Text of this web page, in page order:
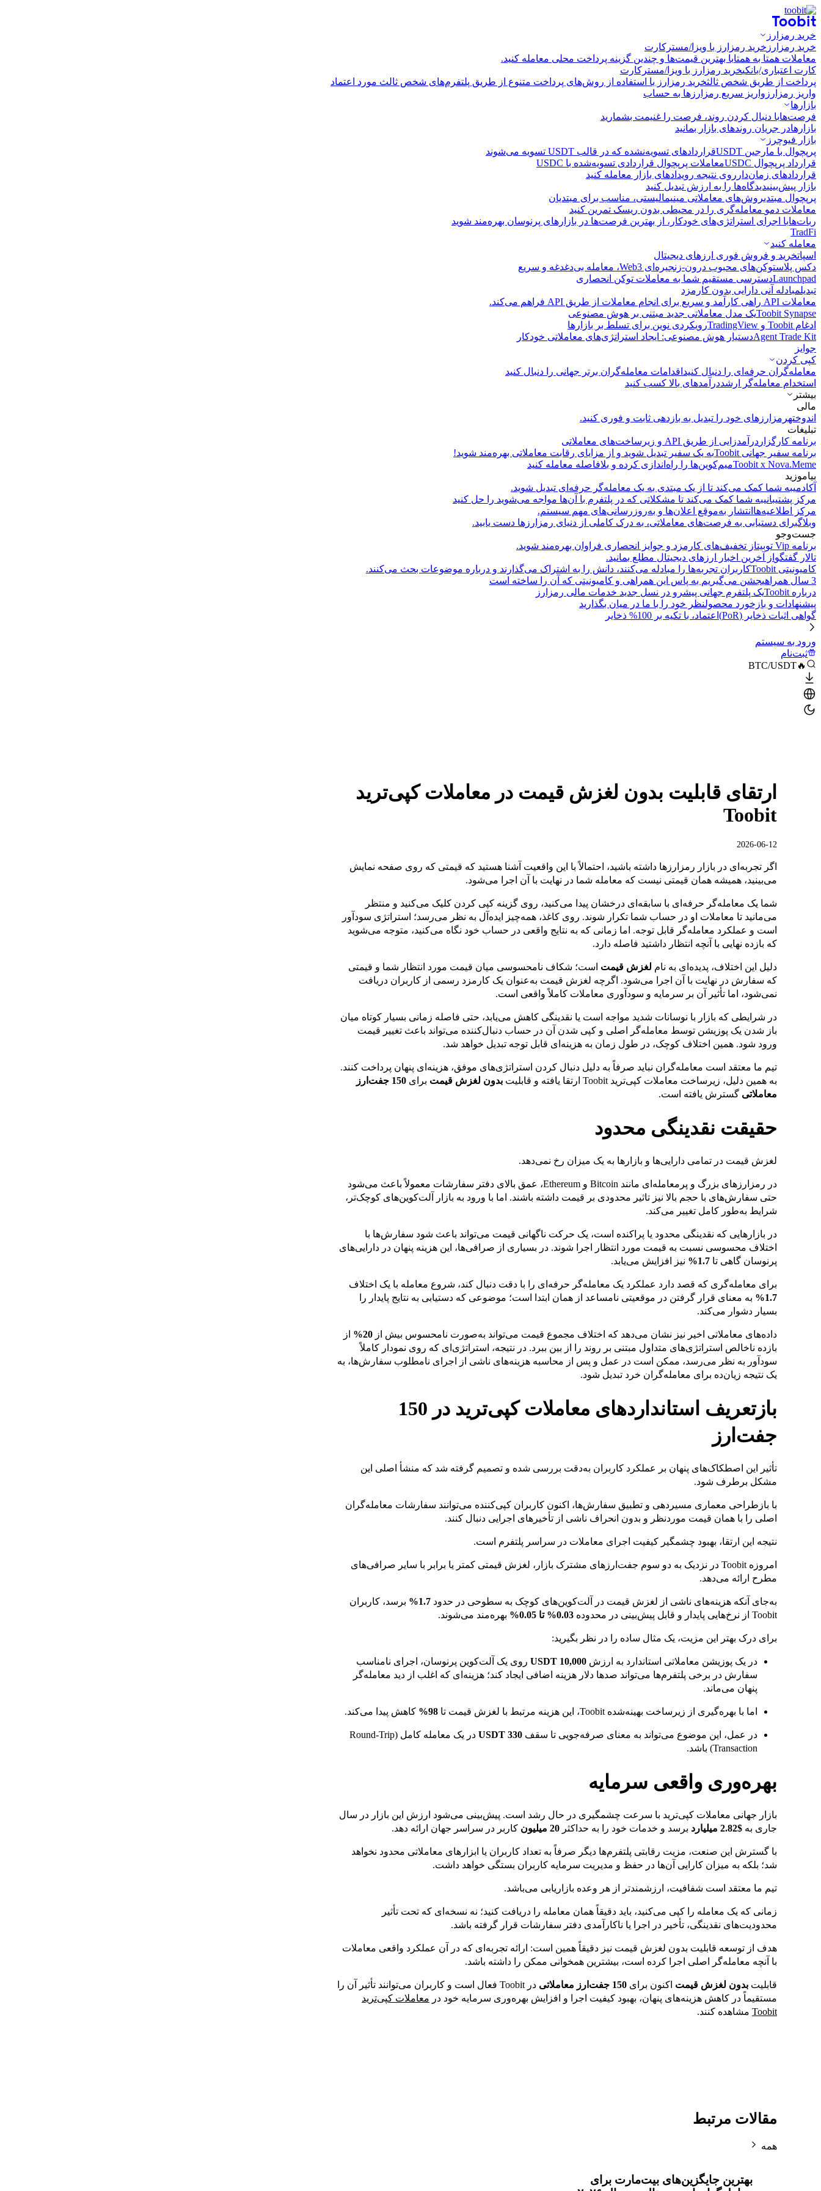
خرید رمزارز
خرید رمزارز خرید رمزارز با ویزا/مسترکارت
معاملات همتا به همتابا بهترین قیمت‌ها و چندین گزینه پرداخت محلی معامله کنید.
کارت اعتباری/بانکیخرید رمزارز با ویزا/مسترکارت
پرداخت از طریق شخص ثالثخرید رمزارز با استفاده از روش‌های پرداخت متنوع از طریق پلتفرم‌های شخص ثالث مورد اعتماد
واریز رمزارز واریز سریع رمزارزها به حساب
بازارها
فرصت‌هابا دنبال کردن روند، فرصت را غنیمت بشمارید
بازارهادر جریان روندهای بازار بمانید
بازار فیوچرز
پرپچوال با مارجین USDT
قراردادهای تسویه‌نشده که در قالب USDT تسویه می‌شوند
قرارداد پرپچوال USDC
معاملات پرپچوال قراردادی تسویه‌شده با USDC
قراردادهای زمان‌دار روی نتیجه رویدادهای بازار معامله کنید
بازار پیش‌بینیدیدگاه‌ها را به ارزش تبدیل کنید
پرپچوال مبتدیروش‌های معاملاتی مینیمالیستی، مناسب برای مبتدیان
معاملات دمو معامله‌گری را در محیطی بدون ریسک تمرین کنید
ربات‌هابا اجرای استراتژی‌های خودکار، از بهترین فرصت‌ها در بازارهای پرنوسان بهره‌مند شوید
TradFi
معامله کنید
اسپاتخرید و فروش فوری ارزهای دیجیتال
دکس پلاستوکن‌های محبوب درون-زنجیره‌ای Web3، معامله بی‌دغدغه و سریع
Launchpadدسترسی مستقیم شما به معاملات توکن انحصاری
تبدیلمبادله آنی دارایی بدون کارمزد
معاملات API
راهی کارآمد و سریع برای انجام معاملات از طریق API فراهم می‌کند.
Toobit Synapseیک مدل معاملاتی جدید مبتنی بر هوش مصنوعی
ادغام Toobit و TradingView
رویکردی نوین برای تسلط بر بازارها
Agent Trade Kitدستیار هوش مصنوعی: ایجاد استراتژی‌های معاملاتی خودکار
جوایز
کپی‌ کردن
معامله‌گران حرفه‌ای را دنبال کنید اقدامات معامله‌گران برتر جهانی را دنبال کنید
استخدام معامله‌گر ارشددرآمد‌های بالا کسب کنید
بیشتر
مالی
اندوختهرمزارزهای خود را تبدیل به بازدهی ثابت و فوری کنید.
تبلیغات
برنامه کارگزار درآمدزایی از طریق API و زیرساخت‌های معاملاتی
برنامه سفیر جهانی Toobit
به یک سفیر تبدیل شوید و از مزایای رقابت معاملاتی بهره‌مند شوید!
Toobit x Nova.Memeمیم‌کوین‌ها را راه‌اندازی کرده و بلافاصله معامله کنید
بیاموزید
آکادمیبه شما کمک می‌کند تا از یک مبتدی به یک معامله‌گر حرفه‌ای تبدیل شوید.
مرکز پشتیبانیبه شما کمک می‌کند تا مشکلاتی که در پلتفرم با آن‌ها مواجه می‌شوید را حل کنید
مرکز اطلاعیه‌ها انتشار به‌موقع اعلان‌ها و به‌روزرسانی‌های مهم سیستم.
وبلاگبرای دستیابی به فرصت‌های معاملاتی، به درک کاملی از دنیای رمزارزها دست یابید.
جست‌وجو
برنامه Vip توبیت
از تخفیف‌های کارمزد و جوایز انحصاری فراوان بهره‌مند شوید.
تالار گفتگو از آخرین اخبار ارزهای دیجیتال مطلع بمانید.
کامیونیتی Toobit
کاربران تجربه‌ها را مبادله می‌کنند، دانش را به اشتراک می‌گذارند و درباره موضوعات بحث می‌کنند.
3 سال همراهی
جشن می‌گیریم به پاس این همراهی و کامیونیتی که آن را ساخته است
درباره Toobit
یک پلتفرم جهانی پیشرو در نسل جدید خدمات مالی رمزارز
پیشنهادات و بازخورد محصولنظر خود را با ما در میان بگذارید
گواهی اثبات ذخایر (PoR)
اعتماد، با تکیه بر 100% ذخایر
ورود به سیستم
ثبت‌نام
🔥BTC/USDT
ارتقای قابلیت بدون لغزش قیمت در معاملات کپی‌ترید
Toobit
2026-06-12
اگر تجربه‌ای در بازار رمزارزها داشته باشید، احتمالاً با این واقعیت آشنا هستید که قیمتی که روی صفحه نمایش
می‌بینید، همیشه همان قیمتی نیست که معامله شما در نهایت با آن اجرا می‌شود.
شما یک معامله‌گر حرفه‌ای با سابقه‌ای درخشان پیدا می‌کنید، روی گزینه کپی کردن کلیک می‌کنید و منتظر
می‌مانید تا معاملات او در حساب شما تکرار شوند. روی کاغذ، همه‌چیز ایده‌آل به نظر می‌رسد؛ استراتژی سودآور
است و عملکرد معامله‌گر قابل توجه. اما زمانی که به نتایج واقعی در حساب خود نگاه می‌کنید، متوجه می‌شوید
که بازده نهایی با آنچه انتظار داشتید فاصله دارد.
دلیل این اختلاف، پدیده‌ای به نام لغزش قیمت است؛ شکاف نامحسوسی میان قیمت مورد انتظار شما و قیمتی
که سفارش در نهایت با آن اجرا می‌شود. اگرچه لغزش قیمت به‌عنوان یک کارمزد رسمی از کاربران دریافت
نمی‌شود، اما تأثیر آن بر سرمایه و سودآوری معاملات کاملاً واقعی است.
در شرایطی که بازار با نوسانات شدید مواجه است یا نقدینگی کاهش می‌یابد، حتی فاصله زمانی بسیار کوتاه میان
باز شدن یک پوزیشن توسط معامله‌گر اصلی و کپی شدن آن در حساب دنبال‌کننده می‌تواند باعث تغییر قیمت
ورود شود. همین اختلاف کوچک، در طول زمان به هزینه‌ای قابل توجه تبدیل خواهد شد.
تیم ما معتقد است معامله‌گران نباید صرفاً به دلیل دنبال کردن استراتژی‌های موفق، هزینه‌ای پنهان پرداخت کنند.
به همین دلیل، زیرساخت معاملات کپی‌ترید Toobit ارتقا یافته و قابلیت
بدون لغزش قیمت برای
150 جفت‌ارز
معاملاتی گسترش یافته است.
حقیقت نقدینگی محدود
لغزش قیمت در تمامی دارایی‌ها و بازارها به یک میزان رخ نمی‌دهد.
در رمزارزهای بزرگ و پرمعامله‌ای مانند Bitcoin و Ethereum، عمق بالای دفتر سفارشات معمولاً باعث می‌شود
حتی سفارش‌های با حجم بالا نیز تاثیر محدودی بر قیمت داشته باشند. اما با ورود به بازار آلت‌کوین‌های کوچک‌تر،
شرایط به‌طور کامل تغییر می‌کند.
در بازارهایی که نقدینگی محدود یا پراکنده است، یک حرکت ناگهانی قیمت می‌تواند باعث شود سفارش‌ها با
اختلاف محسوسی نسبت به قیمت مورد انتظار اجرا شوند. در بسیاری از صرافی‌ها، این هزینه پنهان در دارایی‌های
پرنوسان گاهی تا 1.7% نیز افزایش می‌یابد.
برای معامله‌گری که قصد دارد عملکرد یک معامله‌گر حرفه‌ای را با دقت دنبال کند، شروع معامله با یک اختلاف
1.7%
به معنای قرار گرفتن در موقعیتی نامساعد از همان ابتدا است؛ موضوعی که دستیابی به نتایج پایدار را
بسیار دشوار می‌کند.
داده‌های معاملاتی اخیر نیز نشان می‌دهد که اختلاف مجموع قیمت می‌تواند به‌صورت نامحسوس بیش از 20%
از
بازده ناخالص استراتژی‌های متداول مبتنی بر روند را از بین ببرد. در نتیجه، استراتژی‌ای که روی نمودار کاملاً
سودآور به نظر می‌رسد، ممکن است در عمل و پس از محاسبه هزینه‌های ناشی از اجرای نامطلوب سفارش‌ها، به
یک نتیجه زیان‌ده برای معامله‌گران خرد تبدیل شود.
بازتعریف استانداردهای معاملات کپی‌ترید در 150
جفت‌ارز
تأثیر این اصطکاک‌های پنهان بر عملکرد کاربران به‌دقت بررسی شده و تصمیم گرفته شد که منشأ اصلی این
مشکل برطرف شود.
با بازطراحی معماری مسیردهی و تطبیق سفارش‌ها، اکنون کاربران کپی‌کننده می‌توانند سفارشات معامله‌گران
اصلی را با همان قیمت موردنظر و بدون انحراف ناشی از تأخیرهای اجرایی دنبال کنند.
نتیجه این ارتقا، بهبود چشمگیر کیفیت اجرای معاملات در سراسر پلتفرم است.
امروزه Toobit در نزدیک به دو سوم جفت‌ارزهای مشترک بازار، لغزش قیمتی کمتر یا برابر با سایر صرافی‌های
مطرح ارائه می‌دهد.
به‌جای آنکه هزینه‌های ناشی از لغزش قیمت در آلت‌کوین‌های کوچک به سطوحی در حدود 1.7%
برسد، کاربران
Toobit از نرخ‌هایی پایدار و قابل پیش‌بینی در محدوده
0.03% تا 0.05% بهره‌مند می‌شوند.
برای درک بهتر این مزیت، یک مثال ساده را در نظر بگیرید:
در یک پوزیشن معاملاتی استاندارد به ارزش 10,000 USDT
روی یک آلت‌کوین پرنوسان، اجرای نامناسب
سفارش در برخی پلتفرم‌ها می‌تواند صدها دلار هزینه اضافی ایجاد کند؛ هزینه‌ای که اغلب از دید معامله‌گر
پنهان می‌ماند.
اما با بهره‌گیری از زیرساخت بهینه‌شده Toobit، این هزینه مرتبط با لغزش قیمت تا 98% کاهش پیدا می‌کند.
در عمل، این موضوع می‌تواند به معنای صرفه‌جویی تا سقف 330 USDT
در یک معامله کامل (Round-Trip
Transaction) باشد.
بهره‌وری واقعی سرمایه
بازار جهانی معاملات کپی‌ترید با سرعت چشمگیری در حال رشد است. پیش‌بینی می‌شود ارزش این بازار در سال
جاری به $2.82 میلیارد برسد و خدمات خود را به حداکثر 20 میلیون کاربر در سراسر جهان ارائه دهد.
با گسترش این صنعت، مزیت رقابتی پلتفرم‌ها دیگر صرفاً به تعداد کاربران یا ابزارهای معاملاتی محدود نخواهد
شد؛ بلکه به میزان کارایی آن‌ها در حفظ و مدیریت سرمایه کاربران بستگی خواهد داشت.
تیم ما معتقد است شفافیت، ارزشمندتر از هر وعده بازاریابی می‌باشد.
زمانی که یک معامله را کپی می‌کنید، باید دقیقاً همان معامله را دریافت کنید؛ نه نسخه‌ای که تحت تأثیر
محدودیت‌های نقدینگی، تأخیر در اجرا یا ناکارآمدی دفتر سفارشات قرار گرفته باشد.
هدف از توسعه قابلیت بدون لغزش قیمت نیز دقیقاً همین است: ارائه تجربه‌ای که در آن عملکرد واقعی معاملات
با آنچه معامله‌گر اصلی اجرا کرده است، بیشترین همخوانی ممکن را داشته باشد.
قابلیت بدون لغزش قیمت اکنون برای 150 جفت‌ارز معاملاتی
در Toobit فعال است و کاربران می‌توانند تأثیر آن را
مستقیماً در کاهش هزینه‌های پنهان، بهبود کیفیت اجرا و افزایش بهره‌وری سرمایه خود در معاملات کپی‌ترید
Toobit مشاهده کنند.
مقالات مرتبط
همه
بهترین جایگزین‌های بیت‌مارت برای